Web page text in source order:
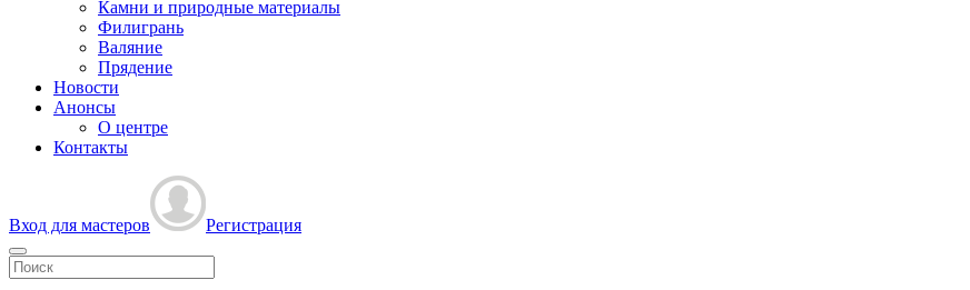
Камни и природные материалы
Филигрань
Валяние
Прядение
Новости
Анонсы
О центре
Контакты
Вход для мастеров Регистрация